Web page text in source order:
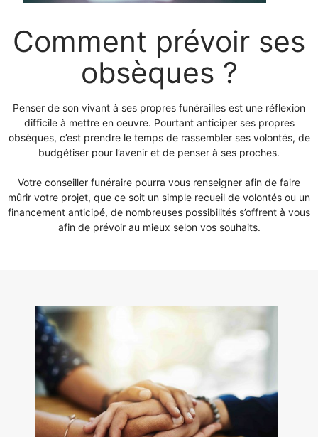
Comment prévoir ses
obsèques ?
Penser de son vivant à ses propres funérailles est une réflexion
difficile à mettre en oeuvre. Pourtant anticiper ses propres
obsèques, c’est prendre le temps de rassembler ses volontés, de
budgétiser pour l’avenir et de penser à ses proches.
Votre conseiller funéraire pourra vous renseigner afin de faire
mûrir votre projet, que ce soit un simple recueil de volontés ou un
financement anticipé, de nombreuses possibilités s’offrent à vous
afin de prévoir au mieux selon vos souhaits.